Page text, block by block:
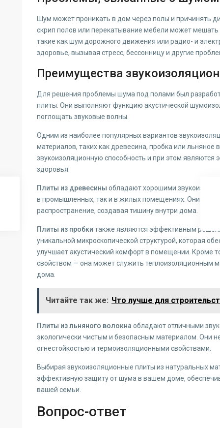
Шум может проникать в дом через полы и причинять
скрип полов или перекатывание мебели может
такие как шум дорожного движения или радио- и
здоровье, вызывая стресс, бессонницу и другие
Преимущества
Для решения проблемы шума под полами был
плиты. Они выполняют функцию акустической
поглощать звуковые волны.
Одним из наиболее популярных вариантов
материалов, таких как древесина, пробка или
звукоизоляционную способность и при этом
здоровья.
Плиты из древесины обладают хорошими
в промышленных, так и в жилых помещениях. Они
распространение, создавая тишину внутри дома.
Плиты из пробки также являются эффективным
уникальной микроскопической структурой, которая
улучшает акустический комфорт в помещении. Кроме
свойством — она может служить теплоизоляционным
дома.
Читайте так же: Что лучше для
Плиты из льняного волокна обладают отличными
экологически чистым и безопасным материалом. Они
огнестойкостью и термоизоляционными свойствами.
Выбирая звукоизоляционные плиты из натуральных
эффективную защиту от шума в вашем доме,
вашей семьи.
Вопрос-ответ